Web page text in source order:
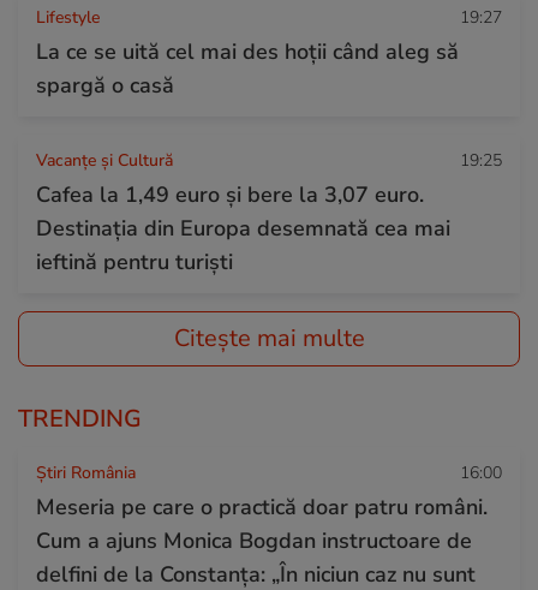
Lifestyle 19:27
La ce se uită cel mai des hoții când aleg să
spargă o casă
Vacanțe și Cultură 19:25
Cafea la 1,49 euro și bere la 3,07 euro.
Destinația din Europa desemnată cea mai
ieftină pentru turiști
Citește mai multe
TRENDING
Știri România 16:00
Meseria pe care o practică doar patru români.
Cum a ajuns Monica Bogdan instructoare de
delfini de la Constanța: „În niciun caz nu sunt